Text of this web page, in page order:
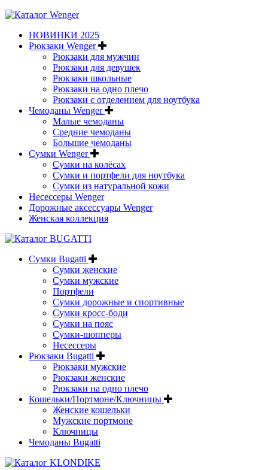
НОВИНКИ 2025
Рюкзаки Wenger
Рюкзаки для мужчин
Рюкзаки для девушек
Рюкзаки школьные
Рюкзаки на одно плечо
Рюкзаки с отделением для ноутбука
Чемоданы Wenger
Малые чемоданы
Средние чемоданы
Большие чемоданы
Сумки Wenger
Сумки на колёсах
Сумки и портфели для ноутбука
Сумки из натуральной кожи
Несессеры Wenger
Дорожные аксессуары Wenger
Женская коллекция
Сумки Bugatti
Сумки женские
Сумки мужские
Портфели
Сумки дорожные и спортивные
Сумки кросс-боди
Сумки на пояс
Сумки-шопперы
Несессеры
Рюкзаки Bugatti
Рюкзаки мужские
Рюкзаки женские
Рюкзаки на одно плечо
Кошельки/Портмоне/Ключницы
Женские кошельки
Мужские портмоне
Ключницы
Чемоданы Bugatti